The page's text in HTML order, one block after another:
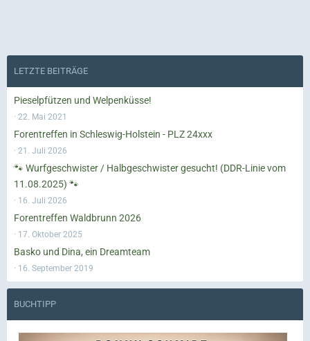
LETZTE BEITRÄGE
Pieselpfützen und Welpenküsse!
22. Mai 2021
Forentreffen in Schleswig-Holstein - PLZ 24xxx
21. Juli 2026
🐾 Wurfgeschwister / Halbgeschwister gesucht! (DDR-Linie vom
11.08.2025) 🐾
16. Juli 2026
Forentreffen Waldbrunn 2026
17. Oktober 2025
Basko und Dina, ein Dreamteam
16. September 2019
BUCHTIPP